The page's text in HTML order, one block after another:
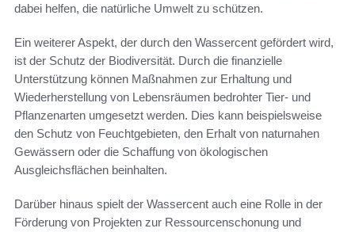
dabei helfen, die natürliche Umwelt zu schützen.
Ein weiterer Aspekt, der durch den Wassercent gefördert wird,
ist der Schutz der Biodiversität. Durch die finanzielle
Unterstützung können Maßnahmen zur Erhaltung und
Wiederherstellung von Lebensräumen bedrohter Tier- und
Pflanzenarten umgesetzt werden. Dies kann beispielsweise
den Schutz von Feuchtgebieten, den Erhalt von naturnahen
Gewässern oder die Schaffung von ökologischen
Ausgleichsflächen beinhalten.
Darüber hinaus spielt der Wassercent auch eine Rolle in der
Förderung von Projekten zur Ressourcenschonung und